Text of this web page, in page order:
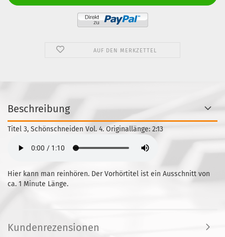
AUF DEN MERKZETTEL
Beschreibung
Titel 3, Schönschneiden Vol. 4. Originallänge: 2:13
Hier kann man reinhören. Der Vorhörtitel ist ein Ausschnitt von
ca. 1 Minute Länge.
Kundenrezensionen